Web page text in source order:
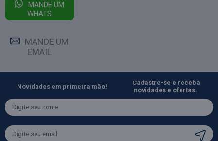
MANDE UM
WHATS
MANDE UM
EMAIL
Novidades em primeira mão!
Cadastre-se e receba
novidades e ofertas.